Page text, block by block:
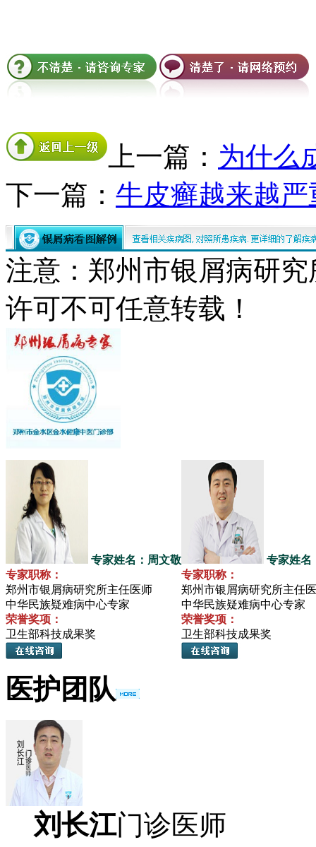
上一篇： 为什么
下一篇： 牛皮癣越来越
注意：郑州市银屑病研
许可不可任意转载！
专家姓名：周文敬
专家职称：
郑州市银屑病研究所主任医师
中华民族疑难病中心专家
荣誉奖项：
卫生部科技成果奖
专家姓名
专家职称：
郑州市银屑病研究所主任
中华民族疑难病中心专家
荣誉奖项：
卫生部科技成果奖
医护团队
刘长江门诊医师